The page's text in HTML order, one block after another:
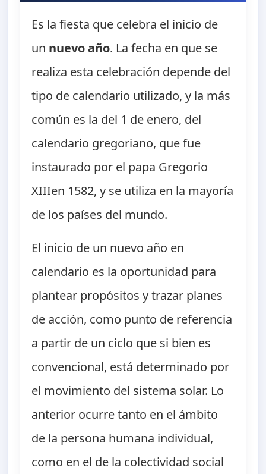
Es la fiesta que celebra el inicio de
un nuevo año. La fecha en que se
realiza esta celebración depende del
tipo de calendario utilizado, y la más
común es la del 1 de enero, del
calendario gregoriano, que fue
instaurado por el papa Gregorio
XIIIen 1582, y se utiliza en la mayoría
de los países del mundo.
El inicio de un nuevo año en
calendario es la oportunidad para
plantear propósitos y trazar planes
de acción, como punto de referencia
a partir de un ciclo que si bien es
convencional, está determinado por
el movimiento del sistema solar. Lo
anterior ocurre tanto en el ámbito
de la persona humana individual,
como en el de la colectividad social